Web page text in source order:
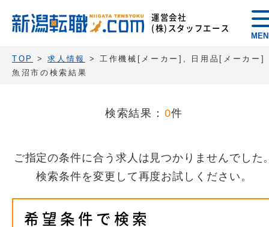
運営会社
(株)スタッフエース
TOP >求人情報
> 工作機械[メーカー], 日用品[メーカー]
魚沼市の検索結果
検索結果： 0件
ご指定の条件に合う求人は見つかりませんでした
検索条件を変更して再度お試しください。
希望条件で検索